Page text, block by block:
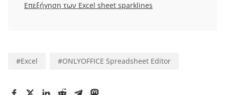
Επεξήγηση των Excel sheet sparklines
#Excel #ONLYOFFICE Spreadsheet Editor